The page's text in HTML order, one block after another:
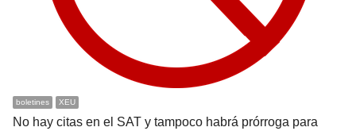
boletines XEU
No hay citas en el SAT y tampoco habrá prórroga para